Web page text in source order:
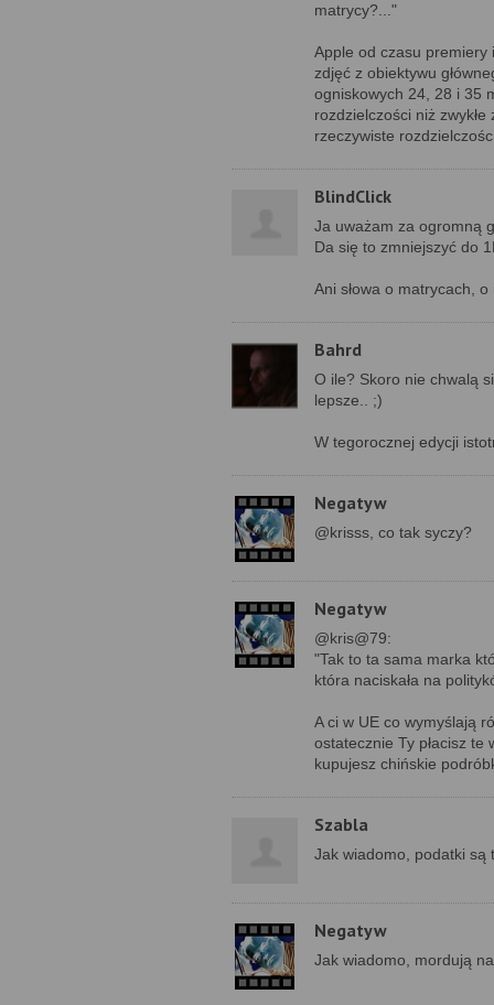
matrycy?..."
Apple od czasu premiery
zdjęć z obiektywu
ogniskowych 24, 28 i 35
rozdzielczości niż
rzeczywiste
BlindClick
Ja uważam za ogromną
Da się to zmniejszyć do
Ani słowa o matrycach,
Bahrd
O ile? Skoro nie chwalą
lepsze.. ;)
W tegorocznej edycji
Negatyw
@krisss, co tak syczy?
Negatyw
@kris@79:
"Tak to ta sama marka
która naciskała na
A ci w UE co wymyślają
ostatecznie Ty płacisz
kupujesz chińskie
Szabla
Jak wiadomo, podatki są
Negatyw
Jak wiadomo, mordują